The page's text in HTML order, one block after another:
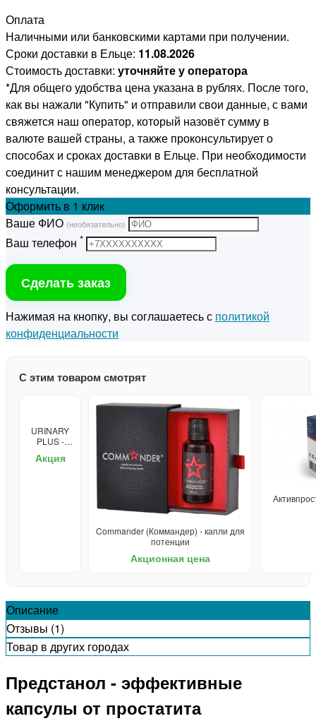
Оплата
Наличными или банковскими картами при получении.
Сроки доставки в Ельце: 11.08.2026
Стоимость доставки: уточняйте у оператора
*Для общего удобства цена указана в рублях. После того,
как вы нажали "Купить" и отправили свои данные, с вами
свяжется наш оператор, который назовёт сумму в
валюте вашей страны, а также проконсультирует о
способах и сроках доставки в Ельце. При необходимости
соединит с нашим менеджером для бесплатной
консультации.
Оформить в 1 клик
Ваше ФИО (необязательно)
Ваш телефон *
Сделать заказ
Нажимая на кнопку, вы соглашаетесь с политикой
конфиденциальности
С этим товаром смотрят
URINARY
PLUS -
от
Акция
Commander (Коммандер) - капли для
потенции
Акционная цена
Описание
Отзывы (1)
Товар в других городах
Предстанол - эффективные
капсулы от простатита